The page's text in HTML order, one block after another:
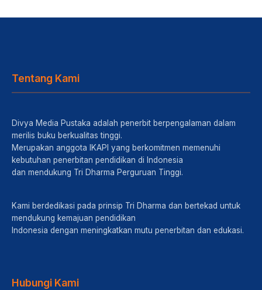
Tentang Kami
Divya Media Pustaka adalah penerbit berpengalaman dalam
merilis buku berkualitas tinggi.
Merupakan anggota IKAPI yang berkomitmen memenuhi
kebutuhan penerbitan pendidikan di Indonesia
dan mendukung Tri Dharma Perguruan Tinggi.
Kami berdedikasi pada prinsip Tri Dharma dan bertekad untuk
mendukung kemajuan pendidikan
Indonesia dengan meningkatkan mutu penerbitan dan edukasi.
Hubungi Kami